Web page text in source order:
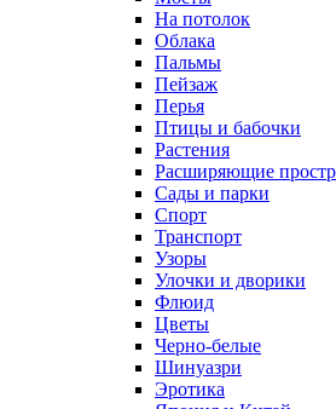
На потолок
Облака
Пальмы
Пейзаж
Перья
Птицы и бабочки
Растения
Расширяющие
Сады и парки
Спорт
Транспорт
Узоры
Улочки и дворики
Флюид
Цветы
Черно-белые
Шинуазри
Эротика